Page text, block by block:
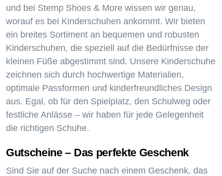
und bei Stemp Shoes & More wissen wir genau,
worauf es bei Kinderschuhen ankommt. Wir bieten
ein breites Sortiment an bequemen und robusten
Kinderschuhen, die speziell auf die Bedürfnisse der
kleinen Füße abgestimmt sind. Unsere Kinderschuhe
zeichnen sich durch hochwertige Materialien,
optimale Passformen und kinderfreundliches Design
aus. Egal, ob für den Spielplatz, den Schulweg oder
festliche Anlässe – wir haben für jede Gelegenheit
die richtigen Schuhe.
Gutscheine – Das perfekte Geschenk
Sind Sie auf der Suche nach einem Geschenk, das